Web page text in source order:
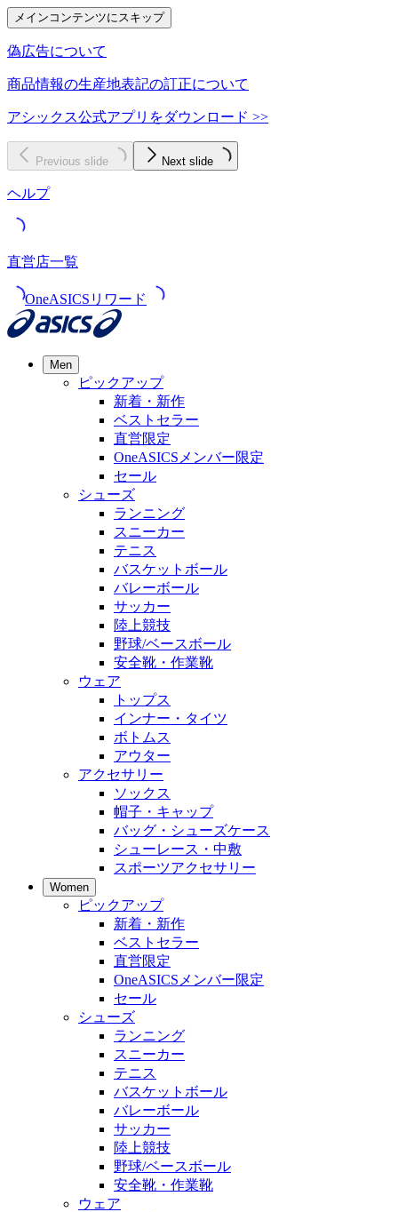
メインコンテンツにスキップ
偽広告について
商品情報の生産地表記の訂正について
アシックス公式アプリをダウンロード >>
Previous slide Next slide
ヘルプ
直営店一覧
OneASICSリワード
Men
ピックアップ
新着・新作
ベストセラー
直営限定
OneASICSメンバー限定
セール
シューズ
ランニング
スニーカー
テニス
バスケットボール
バレーボール
サッカー
陸上競技
野球/ベースボール
安全靴・作業靴
ウェア
トップス
インナー・タイツ
ボトムス
アウター
アクセサリー
ソックス
帽子・キャップ
バッグ・シューズケース
シューレース・中敷
スポーツアクセサリー
Women
ピックアップ
新着・新作
ベストセラー
直営限定
OneASICSメンバー限定
セール
シューズ
ランニング
スニーカー
テニス
バスケットボール
バレーボール
サッカー
陸上競技
野球/ベースボール
安全靴・作業靴
ウェア